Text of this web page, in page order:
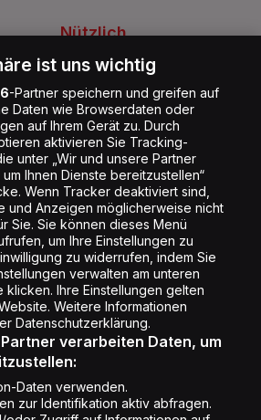
Nützlich
Kontakt
Jobs
Shop
Impressum
Rechtliches
Datenschutz
Cookie Liste
Cookie Einstellung
ist uns wichtig
-Partner speichern und greifen auf
Daten wie Browserdaten oder
auf Ihrem Gerät zu. Durch
aktivieren Sie Tracking-
unter „Wir und unsere Partner
Ihnen Dienste bereitzustellen“
Wenn Tracker deaktiviert sind,
und Anzeigen möglicherweise nicht
Sie. Sie können dieses Menü
um Ihre Einstellungen zu
zu widerrufen, indem Sie
verwalten am unteren
klicken. Ihre Einstellungen gelten
Weitere Informationen
Datenschutzerklärung.
verarbeiten Daten, um
Daten verwenden.
zur Identifikation aktiv abfragen.